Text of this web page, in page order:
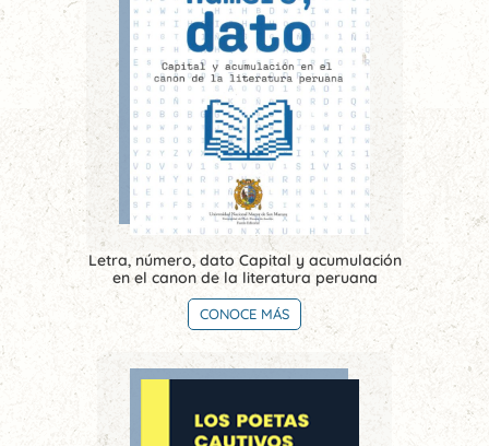
Letra, número, dato Capital y acumulación
en el canon de la literatura peruana
CONOCE MÁS